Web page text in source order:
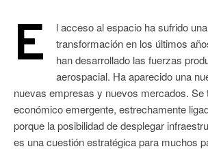
E
l acceso al espacio ha sufrido
transformación en los últimos
han desarrollado las fuerzas
aerospacial. Ha aparecido una
nuevas empresas y nuevos mercados. Se
económico emergente, estrechamente
porque la posibilidad de desplegar
es una cuestión estratégica para muchos